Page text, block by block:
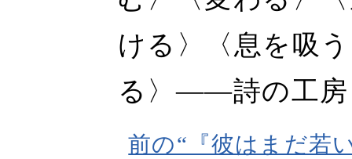
ける〉〈息を吸
る〉――詩の工房
前の“『彼はまだ若